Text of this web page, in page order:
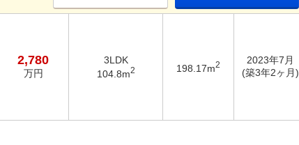
2,780
万円
3LDK
104.8m2 198.17m2
2023年7月
(築3年2ヶ月)